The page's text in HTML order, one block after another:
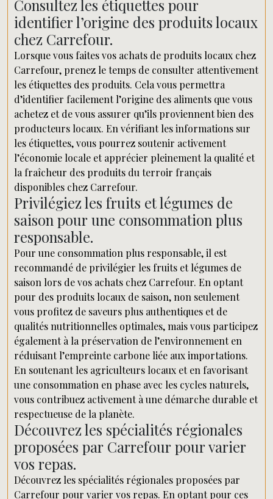
Consultez les étiquettes pour
identifier l’origine des produits locaux
chez Carrefour.
Lorsque vous faites vos achats de produits locaux chez
Carrefour, prenez le temps de consulter attentivement
les étiquettes des produits. Cela vous permettra
d’identifier facilement l’origine des aliments que vous
achetez et de vous assurer qu’ils proviennent bien des
producteurs locaux. En vérifiant les informations sur
les étiquettes, vous pourrez soutenir activement
l’économie locale et apprécier pleinement la qualité et
la fraîcheur des produits du terroir français
disponibles chez Carrefour.
Privilégiez les fruits et légumes de
saison pour une consommation plus
responsable.
Pour une consommation plus responsable, il est
recommandé de privilégier les fruits et légumes de
saison lors de vos achats chez Carrefour. En optant
pour des produits locaux de saison, non seulement
vous profitez de saveurs plus authentiques et de
qualités nutritionnelles optimales, mais vous participez
également à la préservation de l’environnement en
réduisant l’empreinte carbone liée aux importations.
En soutenant les agriculteurs locaux et en favorisant
une consommation en phase avec les cycles naturels,
vous contribuez activement à une démarche durable et
respectueuse de la planète.
Découvrez les spécialités régionales
proposées par Carrefour pour varier
vos repas.
Découvrez les spécialités régionales proposées par
Carrefour pour varier vos repas. En optant pour ces